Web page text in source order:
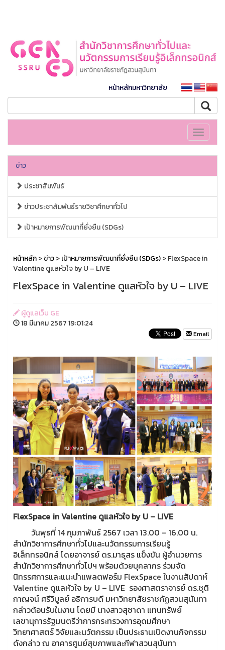
หน้าหลักมหาวิทยาลัย
Toggle
ข่าว
ประชาสัมพันธ์
ข่าวประชาสัมพันธ์รายวิชาศึกษาทั่วไป
เป้าหมายการพัฒนาที่ยั่งยืน (SDGs)
หน้าหลัก>ข่าว>เป้าหมายการพัฒนาที่ยั่งยืน (SDGs)> FlexSpace in
Valentine ดูแลหัวใจ by U – LIVE
FlexSpace in Valentine ดูแลหัวใจ by U – LIVE
ผู้ดูแลเว็บ GE
18 มีนาคม 2567 19:01:24
Email
FlexSpace in Valentine ดูแลหัวใจ by U – LIVE
วันพุธที่ 14 กุมภาพันธ์ 2567 เวลา 13.00 – 16.00 น.
สำนักวิชาการศึกษาทั่วไปและนวัตกรรมการเรียนรู้
อิเล็กทรอนิกส์ โดยอาจารย์ ดร.มาธุสร แข็งขัน ผู้อำนวยการ
สำนักวิชาการศึกษาทั่วไปฯ พร้อมด้วยบุคลากร ร่วมจัด
นิทรรศการและแนะนำแพลตฟอร์ม FlexSpace ในงานสัปดาห์
Valentine ดูแลหัวใจ by U – LIVE รองศาสตราจารย์ ดร.ชุติ
กาญจน์ ศรีวิบูลย์ อธิการบดี มหาวิทยาสัยราชภัฏสวนสุนันทา
กล่าวต้อนรับในงาน โดยมี นางสาวสุชาดา แทนทรัพย์
เลขานุการรัฐมนตรีว่าการกระทรวงการอุดมศึกษา
วิทยาศาสตร์ วิจัยและนวัตกรรม เป็นประธานเปิดงานกิจกรรม
ดังกล่าว ณ อาคารศูนย์สุขภาพและกีฬาสวนสุนันทา